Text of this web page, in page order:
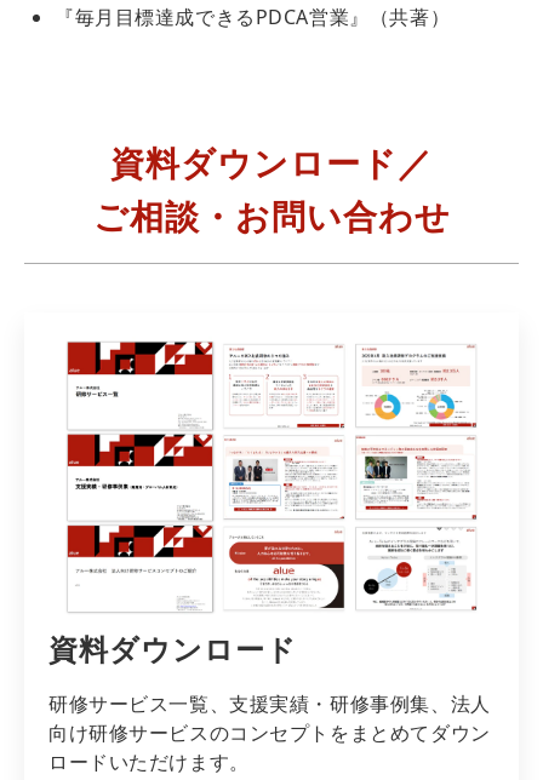
『毎月目標達成できるPDCA営業』（共著）
資料ダウンロード／
ご相談・お問い合わせ
資料ダウンロード
研修サービス一覧、支援実績・研修事例集、法人
向け研修サービスのコンセプトをまとめてダウン
ロードいただけます。